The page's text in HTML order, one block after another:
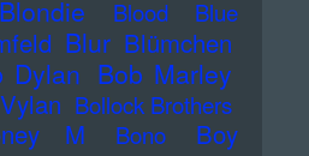
Blondie Blood
Blue
Blur Blümchen
Dylan Bob Marley
Bollock Brothers
M Bono
Boy